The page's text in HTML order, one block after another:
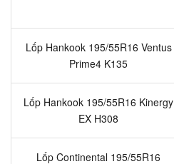
Lốp Hankook 195/55R16 Ventus
Prime4 K135
Lốp Hankook 195/55R16 Kinergy
EX H308
Lốp Continental 195/55R16